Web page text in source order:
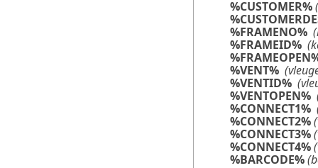
%CUSTOMER%
%FRAMENO%
%FRAMEID%
%VENT%
%VENTID%
%VENTOPEN%
%CONNECT1%
%CONNECT2%
%CONNECT3%
%CONNECT4%
%BARCODE%